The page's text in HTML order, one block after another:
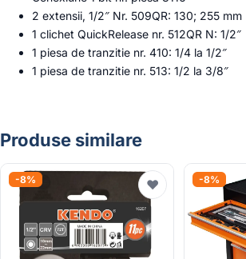
2 extensii, 1/2″ Nr. 509QR: 130; 255 mm
1 clichet QuickRelease nr. 512QR N: 1/2″
1 piesa de tranzitie nr. 410: 1/4 la 1/2″
1 piesa de tranzitie nr. 513: 1/2 la 3/8″
Produse similare
-8% ♥ -8%